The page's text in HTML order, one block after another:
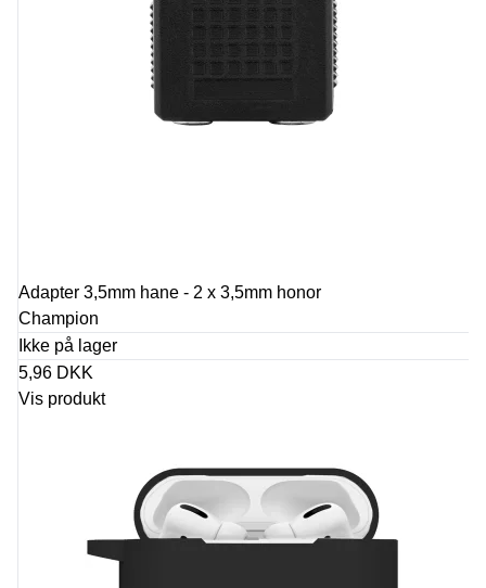
Adapter 3,5mm hane - 2 x 3,5mm honor
Champion
Ikke på lager
5,96 DKK
Vis produkt